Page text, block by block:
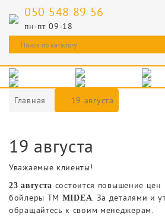
050 548 89 56
пн-пт 09-18
Главная 19 августа
19 августа
Уважаемые клиенты!
23 августа состоится повышение
бойлеры ТМ MIDEA. За деталями и
обращайтесь к своим менеджерам.